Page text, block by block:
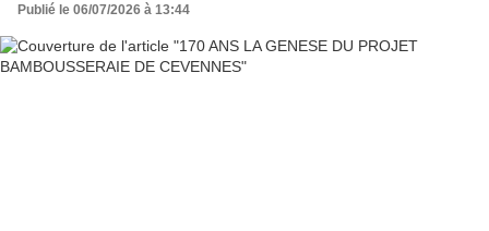
Publié le 06/07/2026 à 13:44